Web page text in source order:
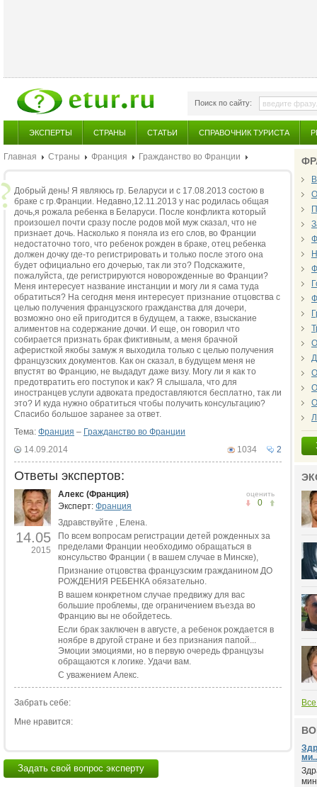
Поиск по сайту:
ЭКСПЕРТЫ СТРАНЫ СТАТЬИ СПРАВОЧНИК ТУРИСТА
Главная Страны Франция Гражданство во Франции
Добрый день! Я являюсь гр. Беларуси и с 17.08.2013 состою в
браке с гр.Франции. Недавно,12.11.2013 у нас родилась общая
дочь,я рожала ребенка в Беларуси. После конфликта который
произошел почти сразу после родов мой муж сказал, что не
признает дочь. Насколько я поняла из его слов, во Франции
недостаточно того, что ребенок рожден в браке, отец ребенка
должен дочку где-то регистрировать и только после этого она
будет официально его дочерью, так ли это? Подскажите,
пожалуйста, где регистрируются новорожденные во Франции?
Меня интересует название инстанции и могу ли я сама туда
обратиться? На сегодня меня интересует признание отцовства с
целью получения французского гражданства для дочери,
возможно оно ей пригодится в будущем, а также, взыскание
алиментов на содержание дочки. И еще, он говорил что
собирается признать брак фиктивным, а меня брачной
аферисткой якобы замуж я выходила только с целью получения
французских документов. Как он сказал, в будущем меня не
впустят во Францию, не выдадут даже визу. Могу ли я как то
предотвратить его поступок и как? Я слышала, что для
иностранцев услуги адвоката предоставляются бесплатно, так ли
это? И куда нужно обратиться чтобы получить консультацию?
Спасибо большое заранее за ответ.
Тема: Франция – Гражданство во Франции
2
1034
14.09.2014
Ответы экспертов:
14.05
2015
оценить
0
Алекс (Франция)
Эксперт: Франция
Здравствуйте , Елена.
По всем вопросам регистрации детей рожденных за
пределами Франции необходимо обращаться в
консульство Франции ( в вашем случае в Минске),
Признание отцовства французским гражданином ДО
РОЖДЕНИЯ РЕБЕНКА обязательно.
В вашем конкретном случае предвижу для вас
большие проблемы, где ограничением въезда во
Францию вы не обойдетесь.
Если брак заключен в августе, а ребенок рождается в
ноябре в другой стране и без признания папой...
Эмоции эмоциями, но в первую очередь французы
обращаются к логике. Удачи вам.
С уважением Алекс.
Забрать себе:
Мне нравится:
Задать свой вопрос эксперту